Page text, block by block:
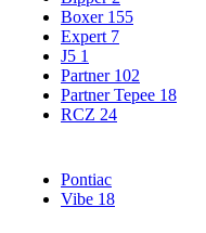
Boxer 155
Expert 7
J5 1
Partner 102
Partner Tepee 18
RCZ 24
Pontiac
Vibe 18